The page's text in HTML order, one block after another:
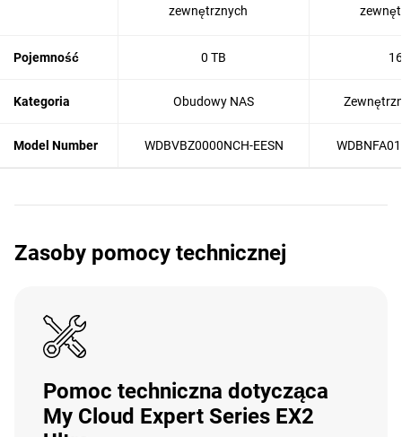
zewnętrznych
Pojemność 0 TB
Kategoria Obudowy NAS
Model Number WDBVBZ0000NCH-EESN
Zasoby pomocy technicznej
Pomoc techniczna dotycząca
My Cloud Expert Series EX2